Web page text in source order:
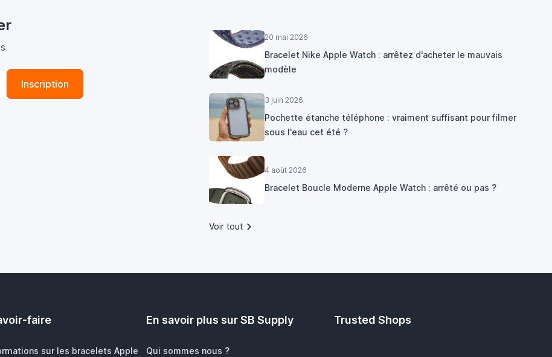
Inscription
20 mai 2026
Bracelet Nike Apple Watch : arrêtez d'acheter le mauvais
modèle
3 juin 2026
Pochette étanche téléphone : vraiment suffisant pour filmer
sous l'eau cet été ?
4 août 2026
Bracelet Boucle Moderne Apple Watch : arrêté ou pas ?
Voir tout
faire
sur les bracelets Apple
En savoir plus sur SB Supply
Qui sommes nous ?
Trusted Shops